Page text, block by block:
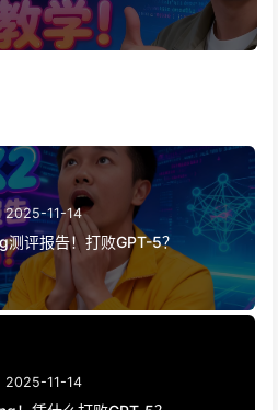
2025-11-14
评报告！打败GPT-5？
2025-11-14